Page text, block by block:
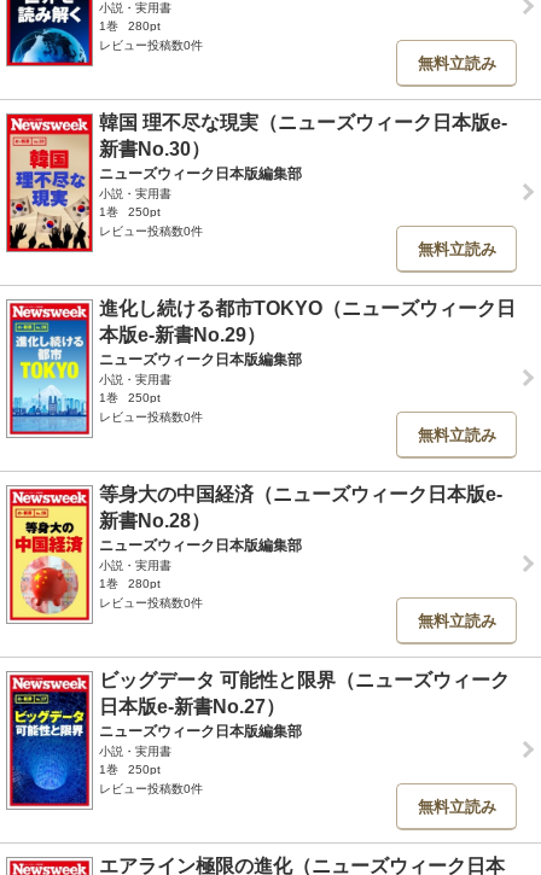
小説・実用書
1巻
280pt
レビュー投稿数0件
無料立読み
韓国 理不尽な現実（ニューズウィーク日本版e-
新書No.30）
ニューズウィーク日本版編集部
小説・実用書
1巻
250pt
レビュー投稿数0件
無料立読み
進化し続ける都市TOKYO（ニューズウィーク日
本版e-新書No.29）
ニューズウィーク日本版編集部
小説・実用書
1巻
250pt
レビュー投稿数0件
無料立読み
等身大の中国経済（ニューズウィーク日本版e-
新書No.28）
ニューズウィーク日本版編集部
小説・実用書
1巻
280pt
レビュー投稿数0件
無料立読み
ビッグデータ 可能性と限界（ニューズウィーク
日本版e-新書No.27）
ニューズウィーク日本版編集部
小説・実用書
1巻
250pt
レビュー投稿数0件
無料立読み
エアライン極限の進化（ニューズウィーク日本